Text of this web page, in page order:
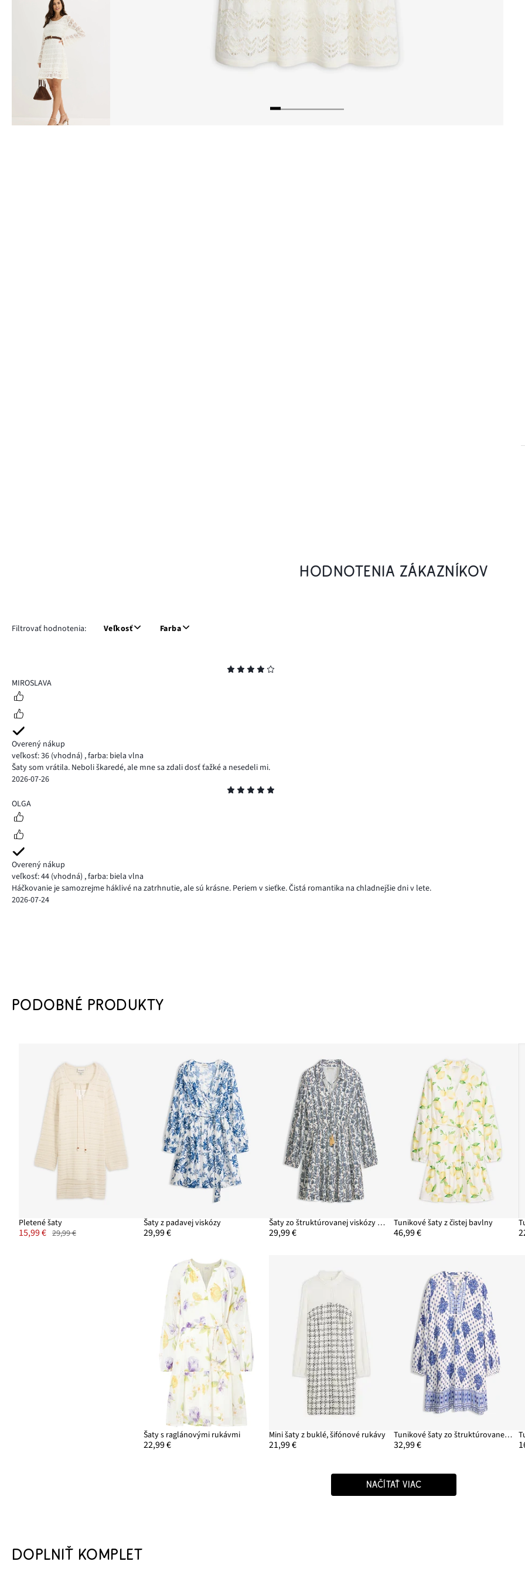
HODNOTENIA ZÁKAZNÍKOV
Filtrovať hodnotenia: Veľkosť Farba
4
MIROSLAVA
Overený nákup
veľkosť: 36 (vhodná) ,farba: biela vlna
Šaty som vrátila. Neboli škaredé, ale mne sa zdali dosť ťažké a nesedeli mi.
2026-07-26
5
OLGA
Overený nákup
veľkosť: 44 (vhodná) ,farba: biela vlna
Háčkovanie je samozrejme háklivé na zatrhnutie, ale sú krásne. Periem v sieťke. Čistá romantika na chladnejšie dni v lete.
2026-07-24
PODOBNÉ PRODUKTY
Pletené šaty
15,99 € 29,99 €
Šaty z padavej viskózy
29,99 €
Šaty zo štruktúrovanej viskózy s lesklým efektom
29,99 €
Tunikové šaty z čistej bavlny
46,99 €
Šaty s raglánovými rukávmi
22,99 €
Mini šaty z buklé, šifónové rukávy
21,99 €
Tunikové šaty zo štruktúrovanej viskózy
32,99 €
NAČÍTAŤ VIAC
DOPLNIŤ KOMPLET